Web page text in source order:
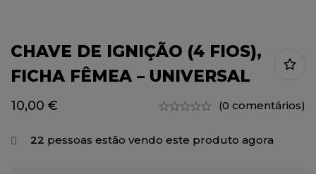
CHAVE DE IGNIÇÃO (4 FIOS),
FICHA FÊMEA – UNIVERSAL
10,00 € (0 comentários)
22 pessoas estão vendo este produto agora